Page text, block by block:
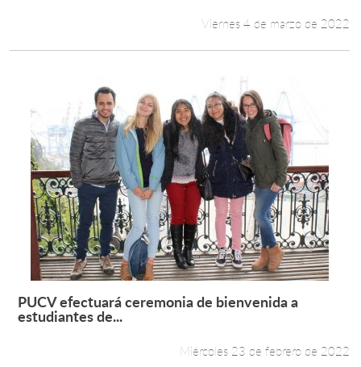
Alumni
English
Viernes 4 de marzo de 2022
Leer más +
PUCV efectuará ceremonia de bienvenida a
estudiantes de...
Miércoles 23 de febrero de 2022